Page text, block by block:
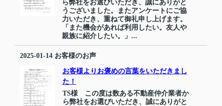
ら弊社をお選びいただき、誠にありがと
うございました。またアンケートにご協
力いただき、重ねて御礼申し上げます。
「また機会があれば利用したい。友人や
親族に紹介したい。」...
2025-01-14 お客様のお声
お客様よりお褒めの言葉をいただきまし
た！
TS様 この度は数ある不動産仲介業者か
ら弊社をお選びいただき、誠にありがと